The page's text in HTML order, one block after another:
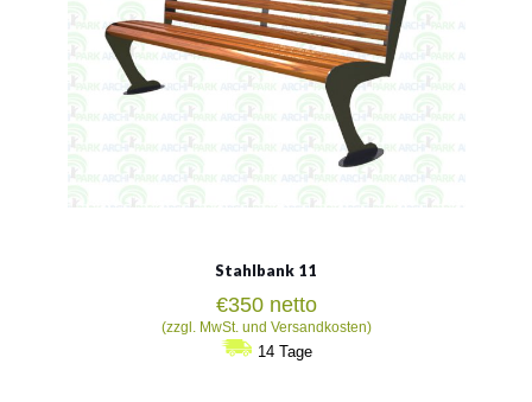
Stahlbank 11
€350 netto
(zzgl. MwSt. und Versandkosten)
14 Tage